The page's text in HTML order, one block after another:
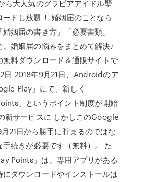
ら大人気のグラビアアイドル壁
ドし放題！ 婚姻届のことなら
姻届の書き方」「必要書類」
、婚姻届の悩みをまとめて解決♪
料ダウンロード＆通販サイトで
日 2018年9月21日、Androidのア
Play」にて、新しく
」というポイント制度が開始
新サービスに しかしこのGoogle
21日から勝手に貯まるのではな
手続きが必要です（無料）。 た
Points」は、専用アプリがある
ダウンロードやインストールは